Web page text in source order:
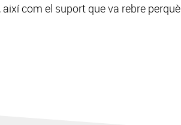
com el suport que va rebre perquè